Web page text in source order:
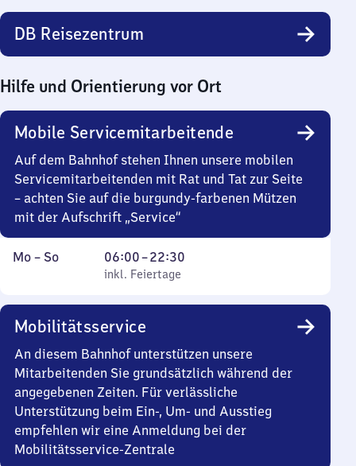
DB Reisezentrum
Hilfe und Orientierung vor Ort
Mobile Servicemitarbeitende
Auf dem Bahnhof stehen Ihnen unsere mobilen
Servicemitarbeitenden mit Rat und Tat zur Seite
– achten Sie auf die burgundy-farbenen Mützen
mit der Aufschrift „Service“
Montag
Mo – So,
inkl. Feiertage
06:00–22:30
Von
6
22
Uhr
30
inkl. Feiertage
Mobilitätsservice
An diesem Bahnhof unterstützen unsere
Mitarbeitenden Sie grundsätzlich während der
angegebenen Zeiten. Für verlässliche
Unterstützung beim Ein-, Um- und Ausstieg
empfehlen wir eine Anmeldung bei der
Mobilitätsservice-Zentrale